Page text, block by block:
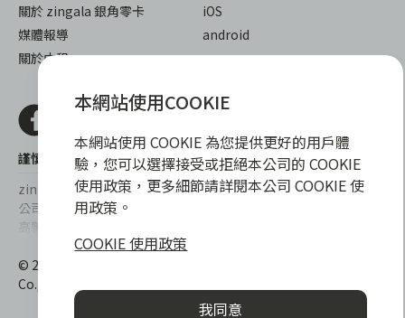
關於 zingala 銀角零卡
媒體報導
關於中租
iOS
android
謹慎衡量自身財務狀況，理性理財最安心
zingala銀角零卡/仲信資融沒有代辦公司及代辦業務，也未與代辦
公司合作，更不會要求您提供實體銀行提款卡或實體信用卡，請提
高警覺，勿受騙上當！
提醒您，消費前請審慎評估財務狀況，理性理財最安心。總費用年
百分率區間為0%~15.9%，實際費用率，仍以各合作商家提供之商
品或服務為準，且每一案件實際之年百分率仍視其個別產品及分期
往來條件而有所不同，總費用年百分率不等於分期費用率。
© 2022 仲信資融股份有限公司 Chailease Consumer Finance
Co., Ltd. All Rights Reserved.
本網站使用COOKIE
本網站使用 COOKIE 為您提供更好的用戶體
驗，您可以選擇接受或拒絕本公司的 COOKIE
使用政策，更多細節請詳閱本公司 COOKIE 使
用政策。
COOKIE 使用政策
我同意